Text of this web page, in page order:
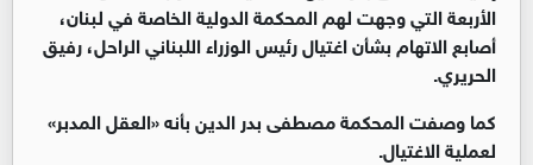
الأربعة التي وجهت لهم المحكمة الدولية الخاصة في لبنان،
أصابع الاتهام بشأن اغتيال رئيس الوزراء اللبناني الراحل، رفيق
الحريري.
كما وصفت المحكمة مصطفى بدر الدين بأنه «العقل المدبر»
لعملية الاغتيال.